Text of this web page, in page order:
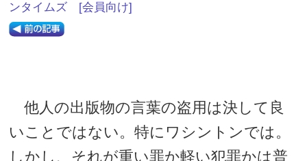
ンタイムズ
[会員向け]
他人の出版物の言葉の盗用は決して良
いことではない。特にワシントンでは。
しかし、それが重い罪か軽い犯罪かは普